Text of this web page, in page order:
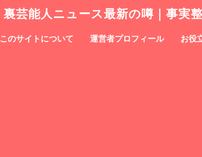
裏芸能人ニュース最新の噂｜事実
このサイトについて 運営者プロフィール お役